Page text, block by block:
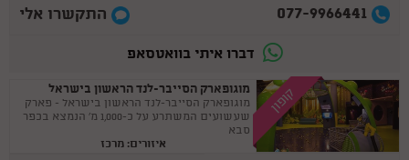
077-9966441 התקשרו אלי
דברו איתי בוואטסאפ
קופון מוגופארק הסייבר-לנד הראשון בישראל
מוגופארק הסייבר-לנד הראשון בישראל - פארק
שעשועים המשתרע על כ-1,000 מ' הנמצא בכפר
סבא
איזורים: מרכז